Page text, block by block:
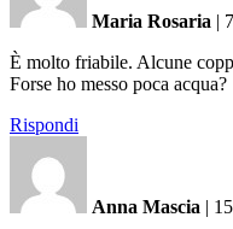
Maria Rosaria |
È molto friabile. Alcune
Forse ho messo poca acqua?
Rispondi
Anna Mascia |